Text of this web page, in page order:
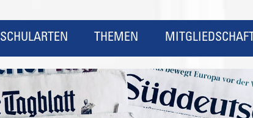
SCHULARTEN THEMEN MITGLIEDSCHAFT